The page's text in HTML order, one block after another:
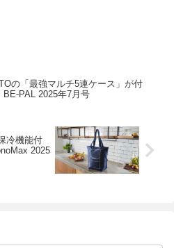
の「最強マルチ5連ケース」が付
BE-PAL 2025年7月号
冷機能付
2025